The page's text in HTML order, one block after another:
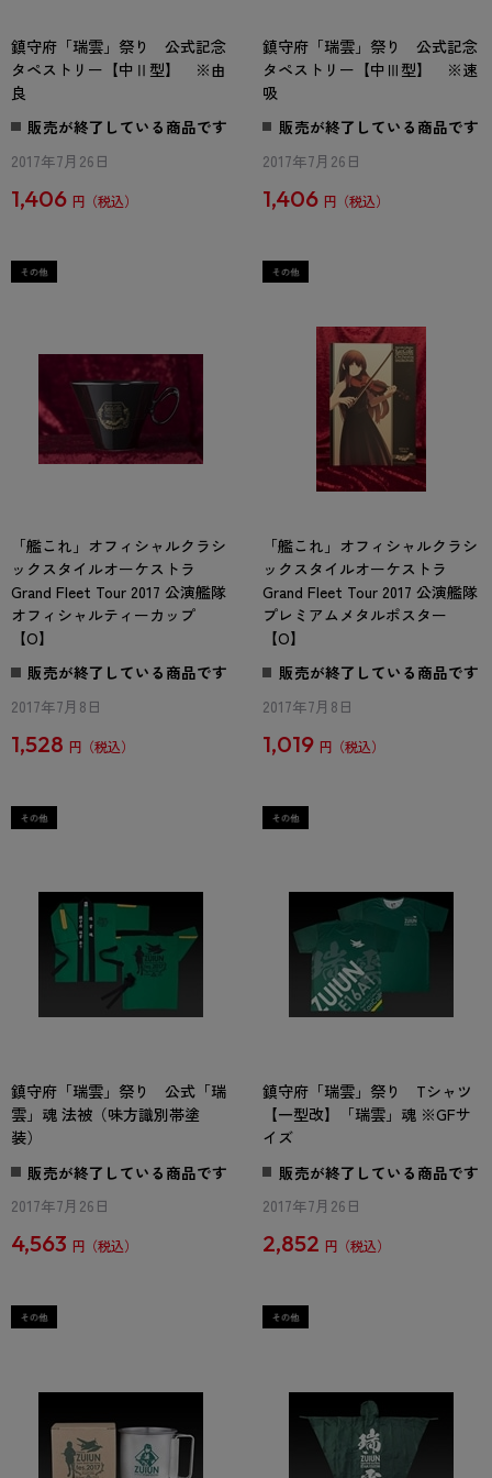
鎮守府「瑞雲」祭り 公式記念
タペストリー【中Ⅱ型】 ※由
良
販売が終了している商品です
2017年7月26日
1,406 円
鎮守府「瑞雲」祭り 公式記念
タペストリー【中Ⅲ型】 ※速
吸
販売が終了している商品です
2017年7月26日
1,406 円
「艦これ」オフィシャルクラシ
ックスタイルオーケストラ
Grand Fleet Tour 2017 公演艦隊
オフィシャルティーカップ
【O】
販売が終了している商品です
2017年7月8日
1,528 円
「艦これ」オフィシャルクラシ
ックスタイルオーケストラ
Grand Fleet Tour 2017 公演艦隊
プレミアムメタルポスター
【O】
販売が終了している商品です
2017年7月8日
1,019 円
鎮守府「瑞雲」祭り 公式「瑞
雲」魂 法被（味方識別帯塗
装）
販売が終了している商品です
2017年7月26日
4,563 円
鎮守府「瑞雲」祭り Tシャツ
【一型改】「瑞雲」魂 ※GFサ
イズ
販売が終了している商品です
2017年7月26日
2,852 円